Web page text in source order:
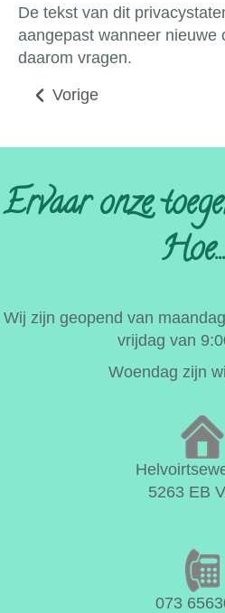
De tekst van dit
aangepast wanneer nieuwe
daarom vragen.
Vorige
Ervaar onze
Wij zijn geopend van
vrijdag van
Woendag zijn
5263 EB
073